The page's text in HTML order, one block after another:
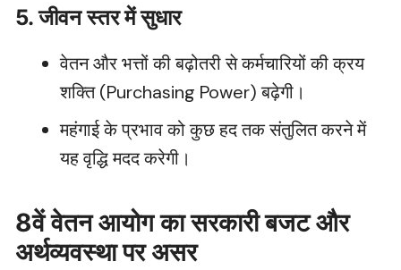
5. जीवन स्तर में सुधार
वेतन और भत्तों की बढ़ोतरी से कर्मचारियों की क्रय
शक्ति (Purchasing Power) बढ़ेगी।
महंगाई के प्रभाव को कुछ हद तक संतुलित करने में
यह वृद्धि मदद करेगी।
8वें वेतन आयोग का सरकारी बजट और
अर्थव्यवस्था पर असर